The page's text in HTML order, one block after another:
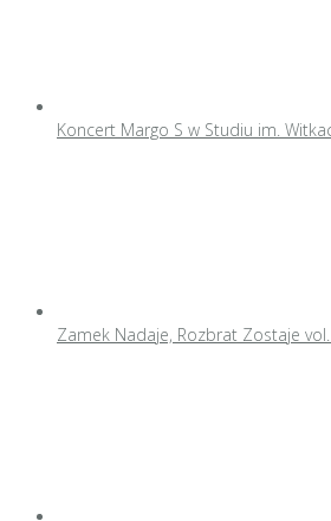
Koncert Margo S w Studiu im.
Zamek Nadaje, Rozbrat Zostaje